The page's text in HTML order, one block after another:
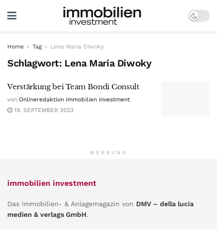
Home Tag Lena Maria Diwoky
Schlagwort: Lena Maria Diwoky
Verstärkung bei Team Bondi Consult
von Onlineredaktion immobilien investment
19. SEPTEMBER 2023
WERBUNG
immobilien investment
Das Immobilien- & Anlagemagazin von DMV – della lucia
medien & verlags GmbH.